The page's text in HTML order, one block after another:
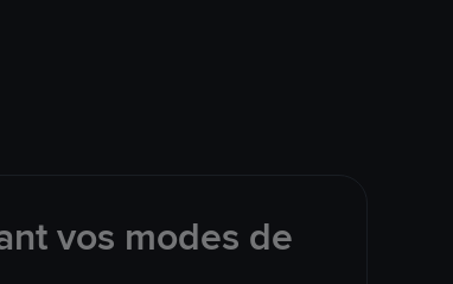
vos modes de